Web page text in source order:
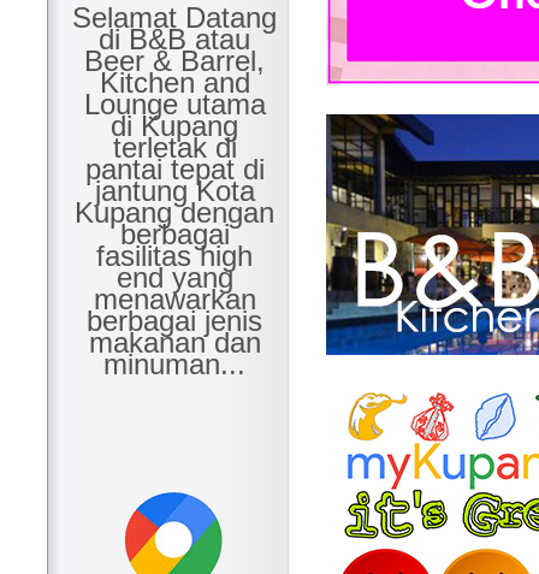
Selamat Datang
di B&B atau
Beer & Barrel,
Kitchen and
Lounge utama
di Kupang
terletak di
pantai tepat di
jantung Kota
Kupang dengan
berbagai
fasilitas high
end yang
menawarkan
berbagai jenis
makanan dan
minuman...